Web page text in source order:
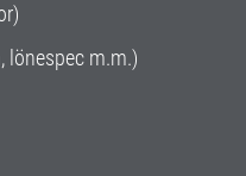
lönespec m.m.)